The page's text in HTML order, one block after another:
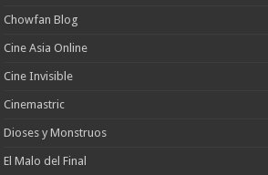
Chowfan Blog
Cine Asia Online
Cine Invisible
Cinemastric
Dioses y Monstruos
El Malo del Final